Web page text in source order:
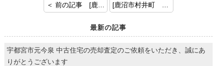
＜ 前の記事 [鹿沼市西茂呂4丁目 戸建 お預かりいたしました！]
最新の記事
宇都宮市元今泉 中古住宅の売却査定のご依頼をいただき、誠にあ
りがとうございます